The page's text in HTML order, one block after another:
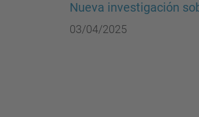
Nueva investigación
03/04/2025